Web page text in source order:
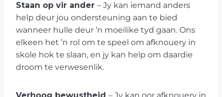
Staan op vir ander – Jy kan iemand anders
help deur jou ondersteuning aan te bied
wanneer hulle deur ’n moeilike tyd gaan. Ons
elkeen het ’n rol om te speel om afknouery in
skole hok te slaan, en jy kan help om daardie
droom te verwesenlik.